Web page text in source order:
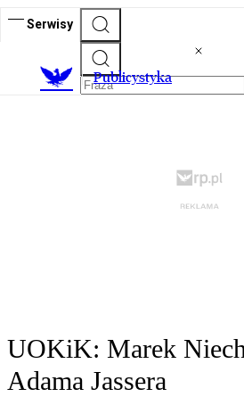
Serwisy
Publicystyka
UOKiK: Marek
Adama Jassera